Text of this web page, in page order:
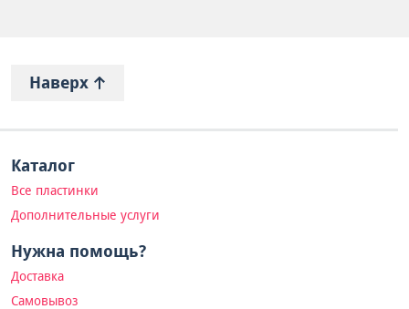
Наверх
Каталог
Все пластинки
Дополнительные услуги
Нужна помощь?
Доставка
Самовывоз